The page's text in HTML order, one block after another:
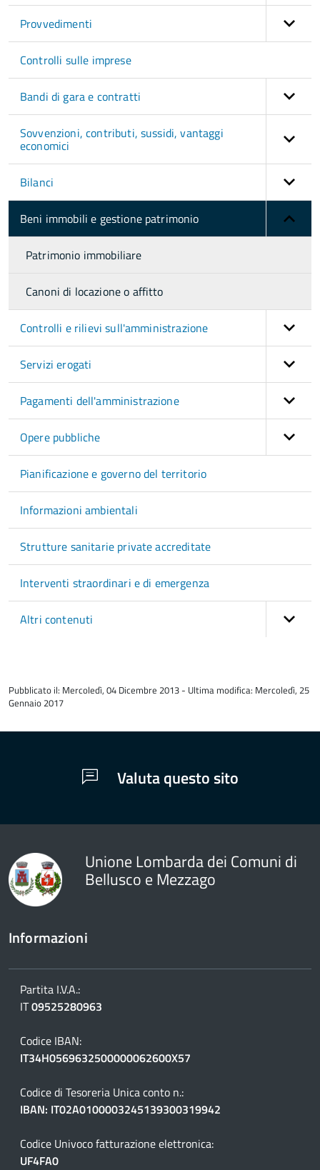
Provvedimenti
Controlli sulle imprese
Bandi di gara e contratti
Sovvenzioni, contributi, sussidi, vantaggi
economici
Bilanci
Beni immobili e gestione patrimonio
Patrimonio immobiliare
Canoni di locazione o affitto
Controlli e rilievi sull'amministrazione
Servizi erogati
Pagamenti dell'amministrazione
Opere pubbliche
Pianificazione e governo del territorio
Informazioni ambientali
Strutture sanitarie private accreditate
Interventi straordinari e di emergenza
Altri contenuti
del
contenuto
Pubblicato il: Mercoledì, 04 Dicembre 2013 - Ultima modifica: Mercoledì, 25
Gennaio 2017
Valuta questo sito
Unione Lombarda dei Comuni di
Bellusco e Mezzago
Informazioni
Partita I.V.A.:
IT09525280963
Codice IBAN:
IT34H0569632500000062600X57
Codice di Tesoreria Unica conto n.:
IBAN: IT02A0100003245139300319942
Codice Univoco fatturazione elettronica:
UF4FA0